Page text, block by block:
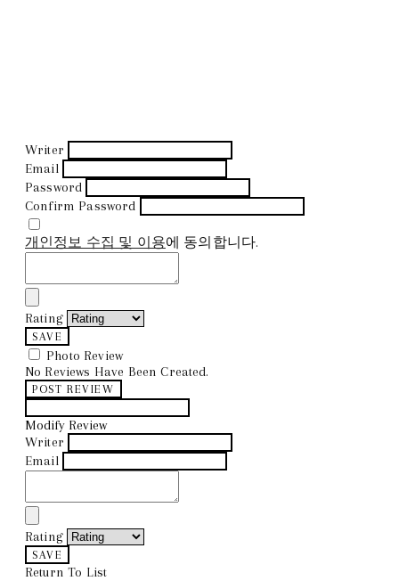
Writer
Email
Password
Confirm Password
개인정보 수집 및 이용에 동의합니다.
Rating
SAVE
Photo Review
No Reviews Have Been Created.
POST REVIEW
Modify Review
Writer
Email
Rating
SAVE
Return To List